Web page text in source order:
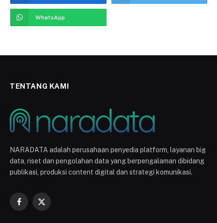
WhatsApp
TENTANG KAMI
NARADATA adalah perusahaan penyedia platform, layanan big
data, riset dan pengolahan data yang berpengalaman dibidang
publikasi, produksi content digital dan strategi komunikasi.
Facebook
X